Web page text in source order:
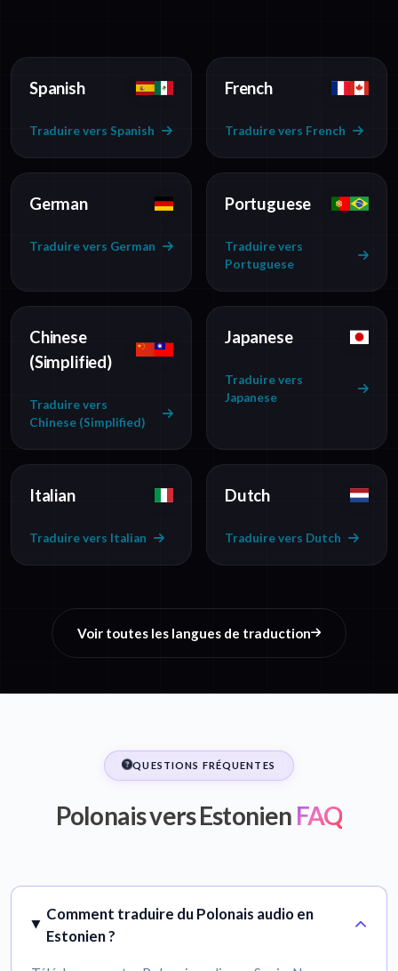
Spanish
Traduire vers Spanish
French
Traduire vers French
German
Traduire vers German
Portuguese
Traduire vers
Portuguese
Chinese
(Simplified)
Traduire vers
Chinese (Simplified)
Japanese
Traduire vers
Japanese
Italian
Traduire vers Italian
Dutch
Traduire vers Dutch
Voir toutes les langues de traduction
QUESTIONS FRÉQUENTES
Polonais vers Estonien FAQ
Comment traduire du Polonais audio en
Estonien ?